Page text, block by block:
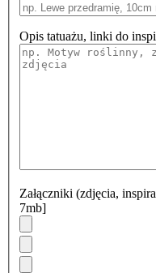
Opis tatuażu, linki do
Załączniki (zdjęcia,
7mb]